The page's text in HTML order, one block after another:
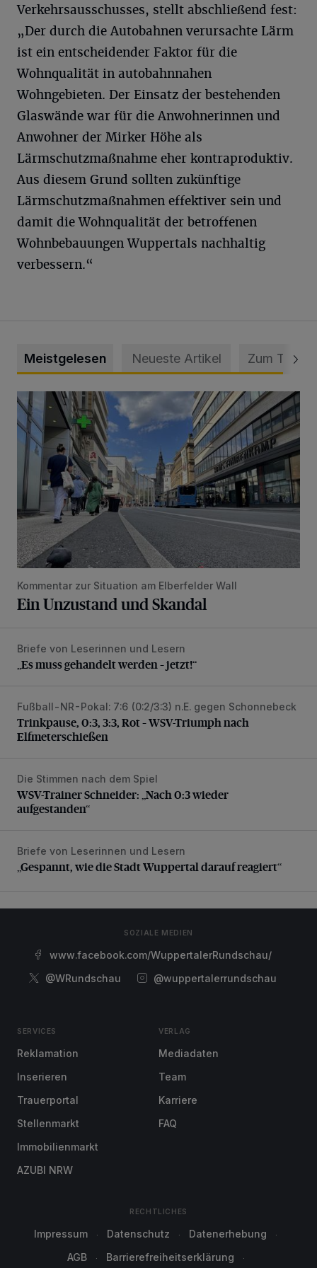
Verkehrsausschusses, stellt abschließend fest:
„Der durch die Autobahnen verursachte Lärm
ist ein entscheidender Faktor für die
Wohnqualität in autobahnnahen
Wohngebieten. Der Einsatz der bestehenden
Glaswände war für die Anwohnerinnen und
Anwohner der Mirker Höhe als
Lärmschutzmaßnahme eher kontraproduktiv.
Aus diesem Grund sollten zukünftige
Lärmschutzmaßnahmen effektiver sein und
damit die Wohnqualität der betroffenen
Wohnbebauungen Wuppertals nachhaltig
verbessern.“
Meistgelesen Neueste Artikel Zum Thema
Ein Unzustand und Skandal
Kommentar zur Situation am Elberfelder Wall
Ein Unzustand und Skandal
„Es muss gehandelt werden – jetzt!“
Briefe von Leserinnen und Lesern
„Es muss gehandelt werden – jetzt!“
Trinkpause, 0:3, 3:3, Rot – WSV-Triumph nach
Fußball-NR-Pokal: 7:6 (0:2/3:3) n.E. gegen Schonnebeck
Trinkpause, 0:3, 3:3, Rot – WSV-Triumph nach
Elfmeterschießen
WSV-Trainer Schneider: „Nach 0:3 wieder aufgestanden“
Die Stimmen nach dem Spiel
WSV-Trainer Schneider: „Nach 0:3 wieder
aufgestanden“
„Gespannt, wie die Stadt Wuppertal darauf reagiert“
Briefe von Leserinnen und Lesern
„Gespannt, wie die Stadt Wuppertal darauf reagiert“
SOZIALE MEDIEN
www.facebook.com/WuppertalerRundschau/
@WRundschau
@wuppertalerrundschau
SERVICES
Reklamation
Inserieren
Trauerportal
Stellenmarkt
Immobilienmarkt
AZUBI NRW
VERLAG
Mediadaten
Team
Karriere
FAQ
RECHTLICHES
Impressum Datenschutz
Datenerhebung
AGB
Barrierefreiheitserklärung